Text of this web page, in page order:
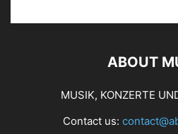
ABOUT
MUSIK, KONZERTE
Contact us: